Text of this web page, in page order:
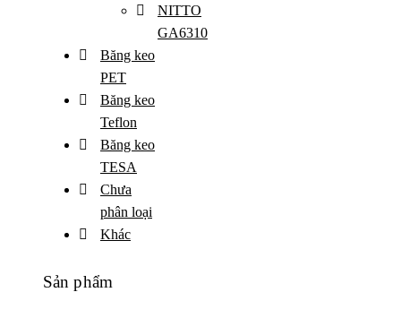
NITTO
GA6310
Băng keo
PET
Băng keo
Teflon
Băng keo
TESA
Chưa
phân loại
Khác
Sản phẩm